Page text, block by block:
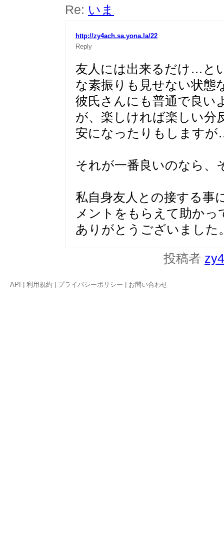
Re: いま
http://zy4ach.sa.yona.la/22
Reply
友人には出来るだけ…と
な素振りも見せない状態
彼氏さんにも普通で良い
が、楽しければ楽しい分
安になったりもします
それが一番良いのなら
私自身友人との接する事
メントをもらえて助かっ
ありがとうございました
投稿者
API 利用規約 プライバシーポリシー お問い合わせ